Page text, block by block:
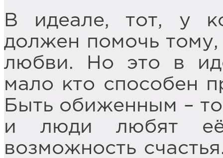
В идеале, тот, у
должен помочь
любви. Но это в
мало кто способен
Быть обиженным –
и люди любят её
возможность